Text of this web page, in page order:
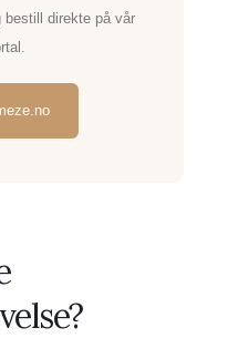
bestill direkte på vår